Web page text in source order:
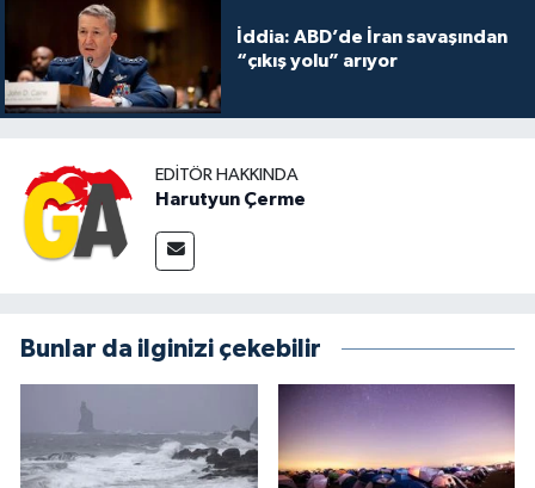
İddia: ABD’de İran savaşından
“çıkış yolu” arıyor
EDITÖR HAKKINDA
Harutyun Çerme
Bunlar da ilginizi çekebilir